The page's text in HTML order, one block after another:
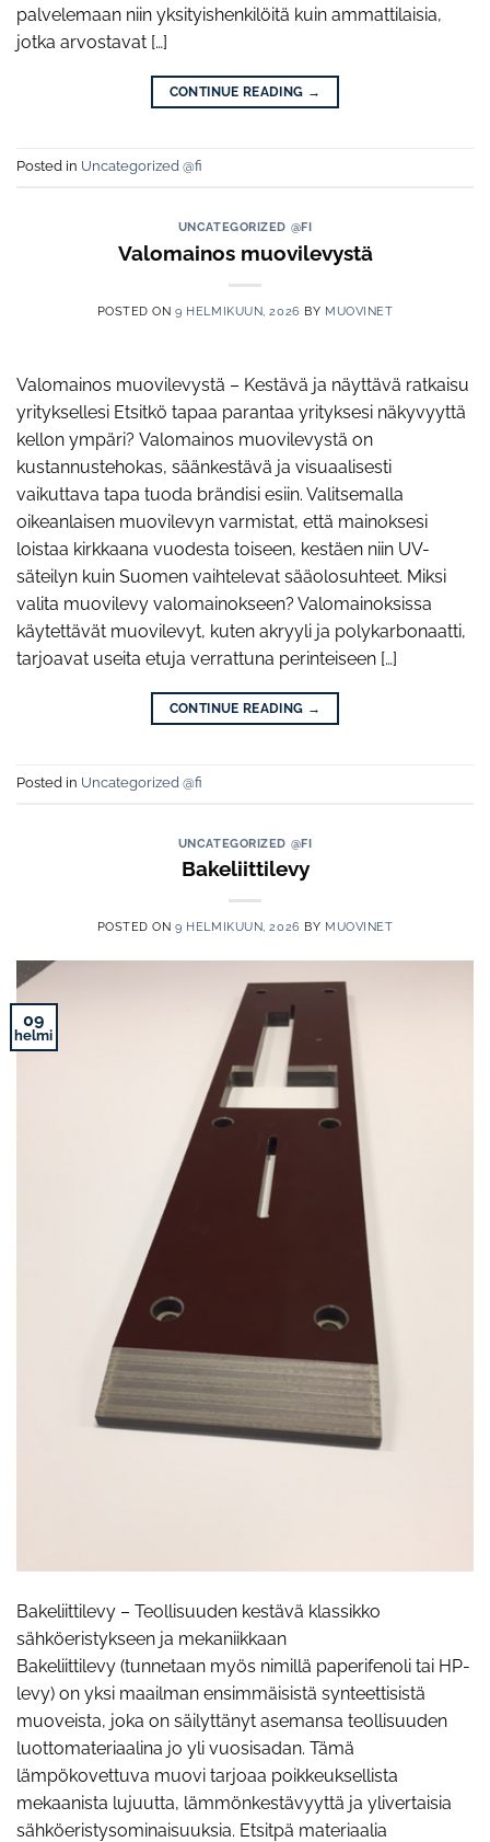
palvelemaan niin yksityishenkilöitä kuin ammattilaisia,
jotka arvostavat […]
CONTINUE READING →
Posted in Uncategorized @fi
UNCATEGORIZED @FI
Valomainos muovilevystä
POSTED ON9 HELMIKUUN, 2026 BY MUOVINET
Valomainos muovilevystä – Kestävä ja näyttävä ratkaisu
yrityksellesi Etsitkö tapaa parantaa yrityksesi näkyvyyttä
kellon ympäri? Valomainos muovilevystä on
kustannustehokas, säänkestävä ja visuaalisesti
vaikuttava tapa tuoda brändisi esiin. Valitsemalla
oikeanlaisen muovilevyn varmistat, että mainoksesi
loistaa kirkkaana vuodesta toiseen, kestäen niin UV-
säteilyn kuin Suomen vaihtelevat sääolosuhteet. Miksi
valita muovilevy valomainokseen? Valomainoksissa
käytettävät muovilevyt, kuten akryyli ja polykarbonaatti,
tarjoavat useita etuja verrattuna perinteiseen […]
CONTINUE READING →
Posted in Uncategorized @fi
UNCATEGORIZED @FI
Bakeliittilevy
POSTED ON9 HELMIKUUN, 2026 BY MUOVINET
09
helmi
Bakeliittilevy – Teollisuuden kestävä klassikko
sähköeristykseen ja mekaniikkaan
Bakeliittilevy (tunnetaan myös nimillä paperifenoli tai HP-
levy) on yksi maailman ensimmäisistä synteettisistä
muoveista, joka on säilyttänyt asemansa teollisuuden
luottomateriaalina jo yli vuosisadan. Tämä
lämpökovettuva muovi tarjoaa poikkeuksellista
mekaanista lujuutta, lämmönkestävyyttä ja ylivertaisia
sähköeristysominaisuuksia. Etsitpä materiaalia